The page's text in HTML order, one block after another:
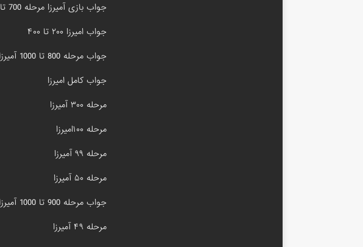
جواب بازی آمیرزا مرحله 700 تا 800
جواب امیرزا ۲۰۰ تا ۴۰۰
جواب مرحله 800 تا 1000 آمیرزا
جواب کامل امیرزا
مرحله ۳۰۰ آمیرزا
مرحله ۱۰۰امیرزا
مرحله ۹۹ آمیرزا
مرحله ۵۰ آمیرزا
جواب مرحله 900 تا 1000 آمیرزا
مرحله ۴۹ آمیرزا